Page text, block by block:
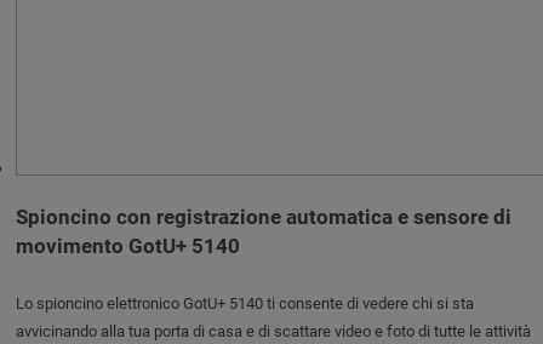
Spioncino con registrazione automatica e sensore di
movimento GotU+ 5140
Lo spioncino elettronico GotU+ 5140 ti consente di vedere chi si sta
avvicinando alla tua porta di casa e di scattare video e foto di tutte le attività